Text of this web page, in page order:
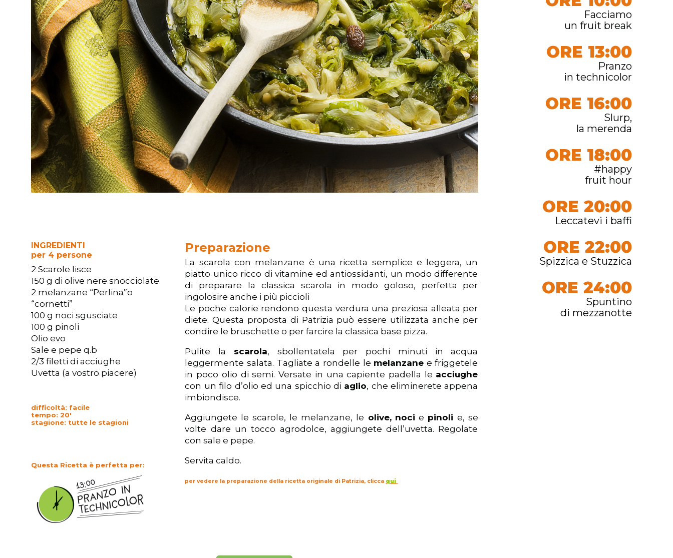
INGREDIENTI
per 4 persone
2 Scarole lisce
150 g di olive nere snocciolate
2 melanzane “Perlina”o
“cornetti”
100 g noci sgusciate
100 g pinoli
Olio evo
Sale e pepe q.b
2/3 filetti di acciughe
Uvetta (a vostro piacere)
difficoltà: facile
tempo: 20′
stagione: tutte le stagioni
Questa Ricetta è perfetta per:
Preparazione
La scarola con melanzane è una ricetta semplice e leggera, un
piatto unico ricco di vitamine ed antiossidanti, un modo differente
di preparare la classica scarola in modo goloso, perfetta per
ingolosire anche i più piccioli
Le poche calorie rendono questa verdura una preziosa alleata per
diete. Questa proposta di Patrizia può essere utilizzata anche per
condire le bruschette o per farcire la classica base pizza.
Pulite la scarola, sbollentatela per pochi minuti in acqua
leggermente salata. Tagliate a rondelle le melanzane e friggetele
in poco olio di semi. Versate in una capiente padella le acciughe
con un filo d’olio ed una spicchio di aglio, che eliminerete appena
imbiondisce.
Aggiungete le scarole, le melanzane, le olive, noci e pinoli e, se
volte dare un tocco agrodolce, aggiungete dell’uvetta. Regolate
con sale e pepe.
Servita caldo.
per vedere la preparazione della ricetta originale di Patrizia, clicca qui
Facciamo
un fruit break
ORE 13:00
Pranzo
in technicolor
ORE 16:00
Slurp,
la merenda
ORE 18:00
#happy
fruit hour
ORE 20:00
Leccatevi i baffi
ORE 22:00
Spizzica e Stuzzica
ORE 24:00
Spuntino
di mezzanotte